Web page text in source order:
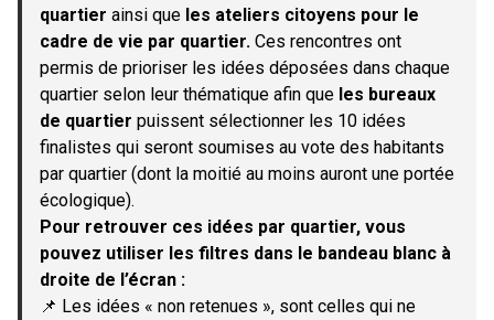
quartier ainsi que les ateliers citoyens pour le
cadre de vie par quartier. Ces rencontres ont
permis de prioriser les idées déposées dans chaque
quartier selon leur thématique afin que les bureaux
de quartier puissent sélectionner les 10 idées
finalistes qui seront soumises au vote des habitants
par quartier (dont la moitié au moins auront une portée
écologique).
Pour retrouver ces idées par quartier, vous
pouvez utiliser les filtres dans le bandeau blanc à
droite de l’écran :
📌 Les idées « non retenues », sont celles qui ne